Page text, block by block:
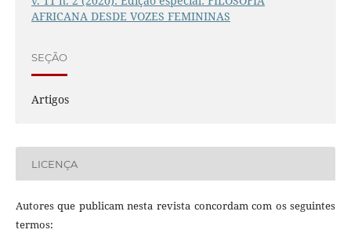
AFRICANA DESDE VOZES FEMININAS
SEÇÃO
Artigos
LICENÇA
Autores que publicam nesta revista concordam com os seguintes
termos: